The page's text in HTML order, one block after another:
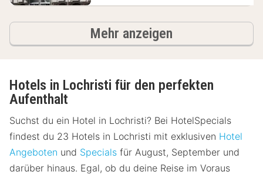
Mehr anzeigen
Hotels in Lochristi für den perfekten
Aufenthalt
Suchst du ein Hotel in Lochristi? Bei HotelSpecials
findest du 23 Hotels in Lochristi mit exklusiven Hotel
Angeboten und Specials für August, September und
darüber hinaus. Egal, ob du deine Reise im Voraus